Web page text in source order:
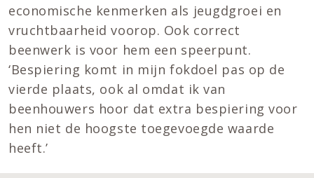
economische kenmerken als jeugdgroei en
vruchtbaarheid voorop. Ook correct
beenwerk is voor hem een speerpunt.
‘Bespiering komt in mijn fokdoel pas op de
vierde plaats, ook al omdat ik van
beenhouwers hoor dat extra bespiering voor
hen niet de hoogste toegevoegde waarde
heeft.’